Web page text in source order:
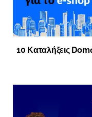
10 Καταλήξεις